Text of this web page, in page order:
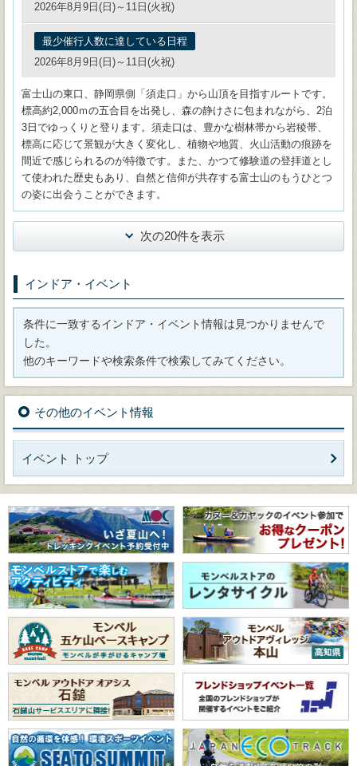
2026年8月9日(日)～11日(火祝)
最少催行人数に達している日程
2026年8月9日(日)～11日(火祝)
富士山の東口、静岡県側「須走口」から山頂を目指すルートです。
標高約2,000ｍの五合目を出発し、森の静けさに包まれながら、2泊
3日でゆっくりと登ります。須走口は、豊かな樹林帯から岩稜帯、
標高に応じて景観が大きく変化し、植物や地質、火山活動の痕跡を
間近で感じられるのが特徴です。また、かつて修験道の登拝道とし
て使われた歴史もあり、自然と信仰が共存する富士山のもうひとつ
の姿に出会うことができます。
次の20件を表示
インドア・イベント
条件に一致するインドア・イベント情報は見つかりませんで
した。
他のキーワードや検索条件で検索してみてください。
その他のイベント情報
イベント トップ